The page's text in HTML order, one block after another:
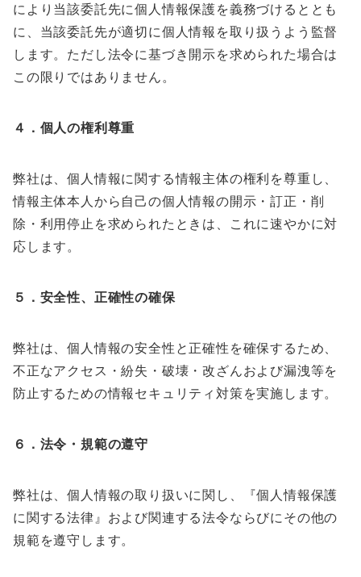
により当該委託先に個人情報保護を義務づけるととも
に、当該委託先が適切に個人情報を取り扱うよう監督
します。ただし法令に基づき開示を求められた場合は
この限りではありません。
４．個人の権利尊重
弊社は、個人情報に関する情報主体の権利を尊重し、
情報主体本人から自己の個人情報の開示・訂正・削
除・利用停止を求められたときは、これに速やかに対
応します。
５．安全性、正確性の確保
弊社は、個人情報の安全性と正確性を確保するため、
不正なアクセス・紛失・破壊・改ざんおよび漏洩等を
防止するための情報セキュリティ対策を実施します。
６．法令・規範の遵守
弊社は、個人情報の取り扱いに関し、『個人情報保護
に関する法律』および関連する法令ならびにその他の
規範を遵守します。